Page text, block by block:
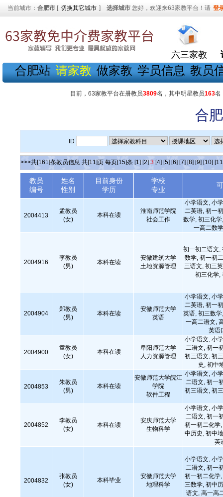
当前城市： 合肥市 [ 切换其它城市 ] 选择城市 您好，欢迎来63家教平台！请 登
六三家教
合肥站 请家教 做家教 学员信息 教员
目前，63家教平台在册教员3809名，其中明星教员163名
合
ID
>>>共[161]条教员信息 共[11]页 每页[15]条 [1] [2] 3 [4] [5] [6] [7] [8] [9] [10]
教员
编号
姓名
性别
目前身份
学历
学校
专业
2004413
孟教员
(女)
本科在读
淮南师范学院
社会工作
小学语文, 小
二英语, 初一
数学, 初三化
一高二数
2004916
李教员
(男)
本科在读
安徽建筑大学
土地资源管理
初一初二语文,
数学, 初一初
三语文, 初三
初三化学,
2004904
郑教员
(男)
本科在读
安徽师范大学
英语
小学语文, 小
二英语, 初一
英语, 初三数
一高二语文,
英语
2004900
童教员
(女)
本科在读
阜阳师范大学
人力资源管理
小学语文, 小
二语文, 初一
初三语文, 初
史, 初中
2004853
朱教员
(男)
本科在读
安徽师范大学皖江
学院
软件工程
小学语文, 小
二语文, 初一
初三语文, 初
2004852
李教员
(女)
本科在读
安庆师范大学
生物科学
小学语文, 小
二语文, 初一
初一初二化学
中历史, 初中
英
2004832
张教员
(女)
本科毕业
安徽师范大学
地理科学
小学语文, 小
二语文, 初一
初一初二化学
三数学, 初中
语文, 高一高